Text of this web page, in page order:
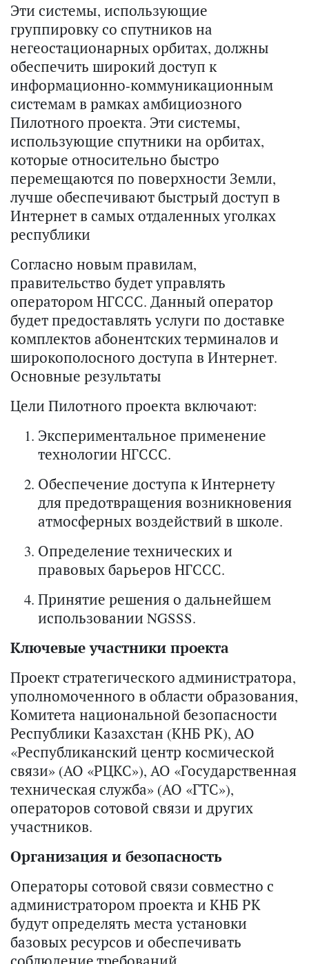
Эти системы, использующие
группировку со спутников на
негеостационарных орбитах, должны
обеспечить широкий доступ к
информационно-коммуникационным
системам в рамках амбициозного
Пилотного проекта. Эти системы,
использующие спутники на орбитах,
которые относительно быстро
перемещаются по поверхности Земли,
лучше обеспечивают быстрый доступ в
Интернет в самых отдаленных уголках
республики
Согласно новым правилам,
правительство будет управлять
оператором НГССС. Данный оператор
будет предоставлять услуги по доставке
комплектов абонентских терминалов и
широкополосного доступа в Интернет.
Основные результаты
Цели Пилотного проекта включают:
Экспериментальное применение
технологии НГССС.
Обеспечение доступа к Интернету
для предотвращения возникновения
атмосферных воздействий в школе.
Определение технических и
правовых барьеров НГССС.
Принятие решения о дальнейшем
использовании NGSSS.
Ключевые участники проекта
Проект стратегического администратора,
уполномоченного в области образования,
Комитета национальной безопасности
Республики Казахстан (КНБ РК), АО
«Республиканский центр космической
связи» (АО «РЦКС»), АО «Государственная
техническая служба» (АО «ГТС»),
операторов сотовой связи и других
участников.
Организация и безопасность
Операторы сотовой связи совместно с
администратором проекта и КНБ РК
будут определять места установки
базовых ресурсов и обеспечивать